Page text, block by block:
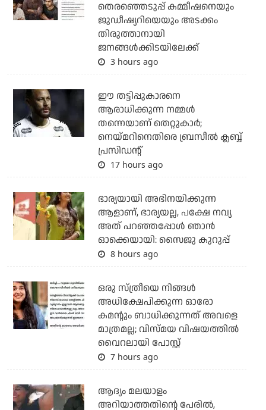
തെരഞ്ഞെടുപ്പ് കമ്മീഷനെയും
ജുഡീഷ്യറിയെയും അടക്കം
തിരുത്താനായി
ജനങ്ങള്‍ക്കിടയിലേക്ക്
3 hours ago
ഈ തട്ടിപ്പുകാരനെ
ആരാധിക്കുന്ന നമ്മള്‍
തന്നെയാണ് തെറ്റുകാര്‍;
നെയ്മറിനെതിരെ ബ്രസീല്‍ ക്ലബ്ബ്
പ്രസിഡന്റ്
17 hours ago
ഭാര്യയായി അഭിനയിക്കുന്ന
ആളാണ്, ഭാര്യയല്ല, പക്ഷേ നവ്യ
അത് പറഞ്ഞപ്പോള്‍ ഞാന്‍
ഓക്കെയായി: സൈജു കുറുപ്പ്
8 hours ago
ഒരു സ്ത്രീയെ നിങ്ങള്‍
അധിക്ഷേപിക്കുന്ന ഓരോ
കമന്റും ബാധിക്കുന്നത് അവളെ
മാത്രമല്ല; വിസ്മയ വിഷയത്തില്‍
വൈറലായി പോസ്റ്റ്
7 hours ago
ആദ്യം മലയാളം
അറിയാത്തതിന്റെ പേരില്‍,